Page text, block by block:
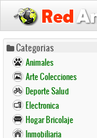
Pasar
contenido
principal
Categorias
Animales
Arte Colecciones
Deporte Salud
Electronica
Hogar Bricolaje
Inmobiliaria